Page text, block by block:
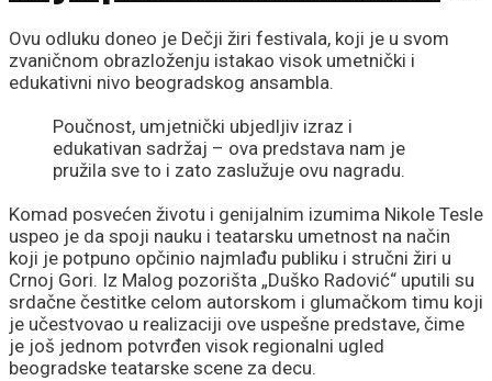
na 65. Saboru trubača
Ovu odluku doneo je Dečji žiri festivala, koji je u svom
zvaničnom obrazloženju istakao visok umetnički i
edukativni nivo beogradskog ansambla.
Poučnost, umjetnički ubjedljiv izraz i
edukativan sadržaj – ova predstava nam je
pružila sve to i zato zaslužuje ovu nagradu.
Komad posvećen životu i genijalnim izumima Nikole Tesle
uspeo je da spoji nauku i teatarsku umetnost na način
koji je potpuno opčinio najmlađu publiku i stručni žiri u
Crnoj Gori. Iz Malog pozorišta „Duško Radović“ uputili su
srdačne čestitke celom autorskom i glumačkom timu koji
je učestvovao u realizaciji ove uspešne predstave, čime
je još jednom potvrđen visok regionalni ugled
beogradske teatarske scene za decu.